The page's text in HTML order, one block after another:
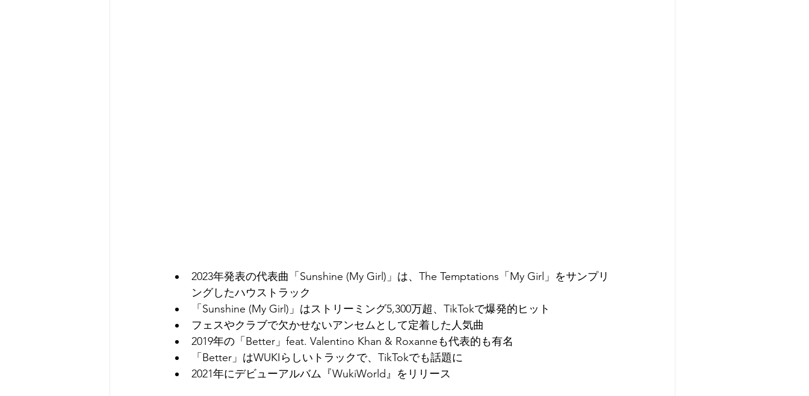
2023年発表の代表曲「Sunshine (My Girl)」は、The Temptations「My Girl」をサンプリ
ングしたハウストラック
「Sunshine (My Girl)」はストリーミング5,300万超、TikTokで爆発的ヒット
フェスやクラブで欠かせないアンセムとして定着した人気曲
2019年の「Better」feat. Valentino Khan & Roxanneも代表的も有名
「Better」はWUKIらしいトラックで、TikTokでも話題に
2021年にデビューアルバム『WukiWorld』をリリース